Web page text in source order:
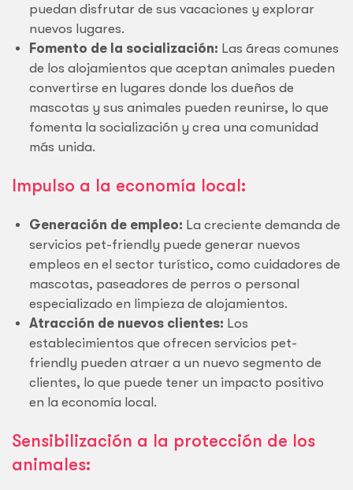
puedan disfrutar de sus vacaciones y explorar
nuevos lugares.
Fomento de la socialización: Las áreas comunes
de los alojamientos que aceptan animales pueden
convertirse en lugares donde los dueños de
mascotas y sus animales pueden reunirse, lo que
fomenta la socialización y crea una comunidad
más unida.
Impulso a la economía local:
Generación de empleo: La creciente demanda de
servicios pet-friendly puede generar nuevos
empleos en el sector turístico, como cuidadores de
mascotas, paseadores de perros o personal
especializado en limpieza de alojamientos.
Atracción de nuevos clientes: Los
establecimientos que ofrecen servicios pet-
friendly pueden atraer a un nuevo segmento de
clientes, lo que puede tener un impacto positivo
en la economía local.
Sensibilización a la protección de los
animales: